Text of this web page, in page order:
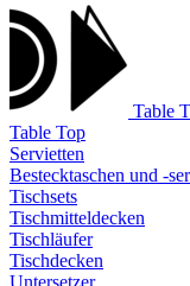
Table
Table Top
Servietten
Bestecktaschen und -
Tischsets
Tischmitteldecken
Tischläufer
Tischdecken